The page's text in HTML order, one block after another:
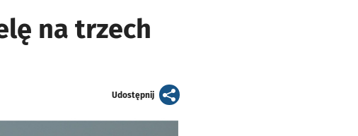
na trzech
Udostępnijartykuł